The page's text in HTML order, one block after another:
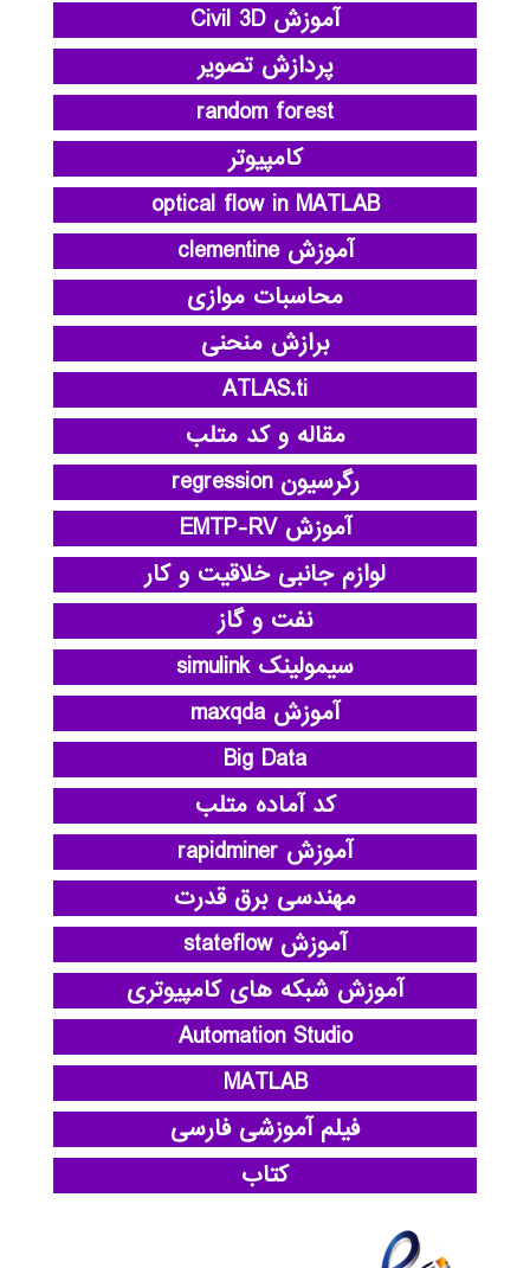
آموزش Civil 3D
پردازش تصویر
random forest
کامپیوتر
optical flow in MATLAB
آموزش clementine
محاسبات موازی
برازش منحنی
ATLAS.ti
مقاله و کد متلب
رگرسیون regression
آموزش EMTP-RV
لوازم جانبی خلاقیت و کار
نفت و گاز
سیمولینک simulink
آموزش maxqda
Big Data
کد آماده متلب
آموزش rapidminer
مهندسی برق قدرت
آموزش stateflow
آموزش شبکه های کامپیوتری
Automation Studio
MATLAB
فیلم آموزشی فارسی
کتاب